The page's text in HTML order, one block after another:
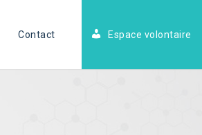
Contact Espace volontaire